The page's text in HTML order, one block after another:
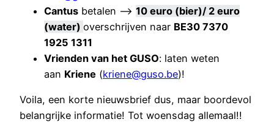
Cantus betalen –> 10 euro (bier)/ 2 euro
(water) overschrijven naar BE30 7370
1925 1311
Vrienden van het GUSO: laten weten
aan Kriene (kriene@guso.be)!
Voila, een korte nieuwsbrief dus, maar boordevol
belangrijke informatie! Tot woensdag allemaal!!